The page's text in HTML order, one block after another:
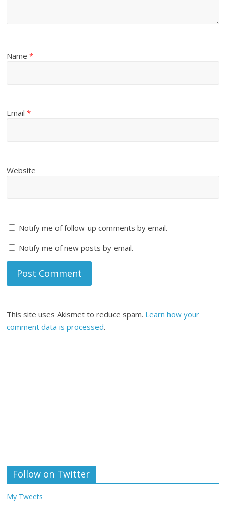
Name*
Email*
Website
Notify me of follow-up comments by email.
Notify me of new posts by email.
This site uses Akismet to reduce spam. Learn how your
comment data is processed.
Follow on Twitter
My Tweets